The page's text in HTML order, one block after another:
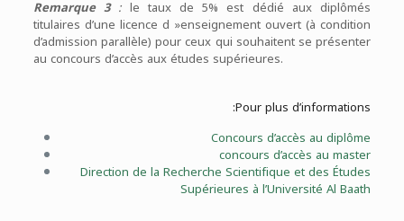
Remarque 3:le taux de 5% est dédié aux diplômés
titulaires d’une licence d »enseignement ouvert (à condition
d’admission parallèle) pour ceux qui souhaitent se présenter
au concours d’accès aux études supérieures.
Pour plus d’informations:
Concours d’accès au diplôme
concours d’accès au master
Direction de la Recherche Scientifique et des Études
Supérieures à l’Université Al Baath